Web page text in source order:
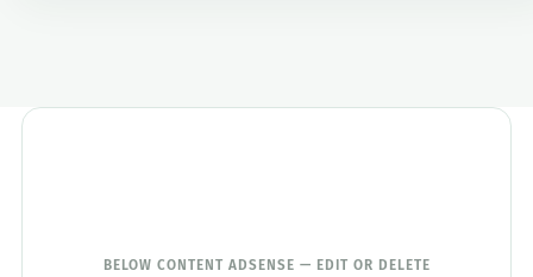
BELOW CONTENT ADSENSE — EDIT OR DELETE